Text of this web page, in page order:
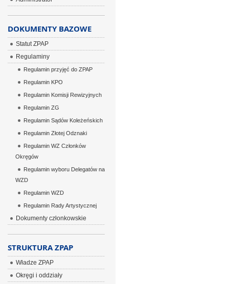
DOKUMENTY BAZOWE
Statut ZPAP
Regulaminy
Regulamin przyjęć do ZPAP
Regulamin KPO
Regulamin Komisji Rewizyjnych
Regulamin ZG
Regulamin Sądów Koleżeńskich
Regulamin Złotej Odznaki
Regulamin WZ Członków
Okręgów
Regulamin wyboru Delegatów na
WZD
Regulamin WZD
Regulamin Rady Artystycznej
Dokumenty członkowskie
STRUKTURA ZPAP
Władze ZPAP
Okręgi i oddziały